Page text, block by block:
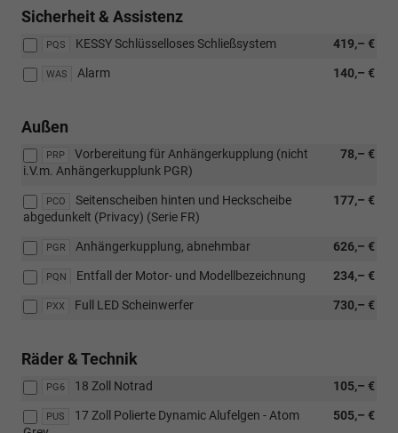
Sicherheit & Assistenz
PQS 419,– €
KESSY Schlüsselloses Schließsystem
WAS 140,– €
Alarm
Außen
PRP 78,– €
Vorbereitung für Anhängerkupplung (nicht
i.V.m. Anhängerkupplunk PGR)
PCO 177,– €
Seitenscheiben hinten und Heckscheibe
abgedunkelt (Privacy) (Serie FR)
PGR 626,– €
Anhängerkupplung, abnehmbar
PQN 234,– €
Entfall der Motor- und Modellbezeichnung
PXX 730,– €
Full LED Scheinwerfer
Räder & Technik
PG6 105,– €
18 Zoll Notrad
PUS 505,– €
17 Zoll Polierte Dynamic Alufelgen - Atom